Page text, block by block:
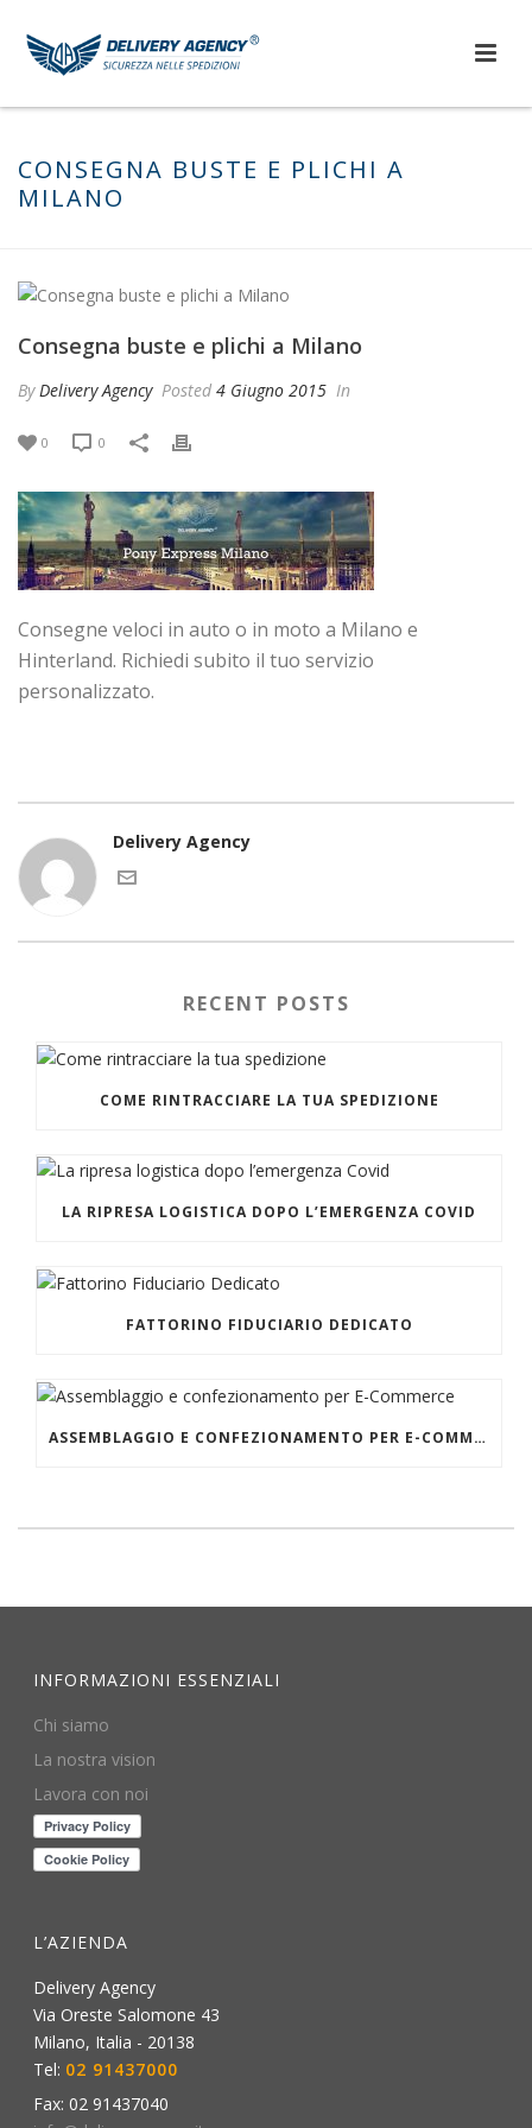
CONSEGNA BUSTE E PLICHI A
MILANO
Consegna buste e plichi a Milano
By Delivery Agency Posted 4 Giugno 2015 In
0 0
Consegne veloci in auto o in moto a Milano e
Hinterland. Richiedi subito il tuo servizio
personalizzato.
Delivery Agency
RECENT POSTS
COME RINTRACCIARE LA TUA SPEDIZIONE
LA RIPRESA LOGISTICA DOPO L’EMERGENZA COVID
FATTORINO FIDUCIARIO DEDICATO
ASSEMBLAGGIO E CONFEZIONAMENTO PER E-COMMERCE
INFORMAZIONI ESSENZIALI
Chi siamo
La nostra vision
Lavora con noi
L’AZIENDA
Delivery Agency
Via Oreste Salomone 43
Milano, Italia - 20138
Tel: 02 91437000
Fax:02 91437040